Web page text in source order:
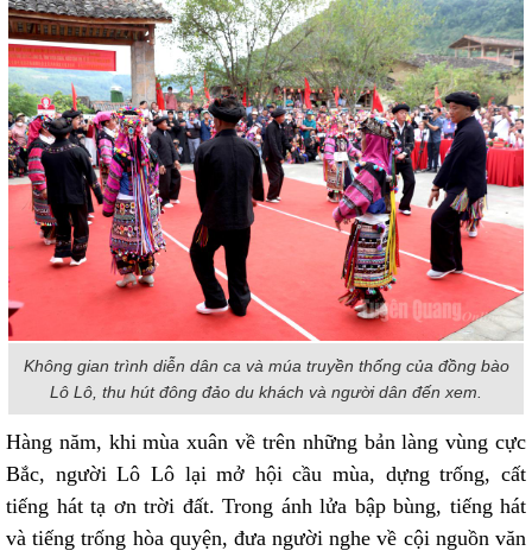
Không gian trình diễn dân ca và múa truyền thống của đồng bào
Lô Lô, thu hút đông đảo du khách và người dân đến xem.
Hàng năm, khi mùa xuân về trên những bản làng vùng cực
Bắc, người Lô Lô lại mở hội cầu mùa, dựng trống, cất
tiếng hát tạ ơn trời đất. Trong ánh lửa bập bùng, tiếng hát
và tiếng trống hòa quyện, đưa người nghe về cội nguồn văn